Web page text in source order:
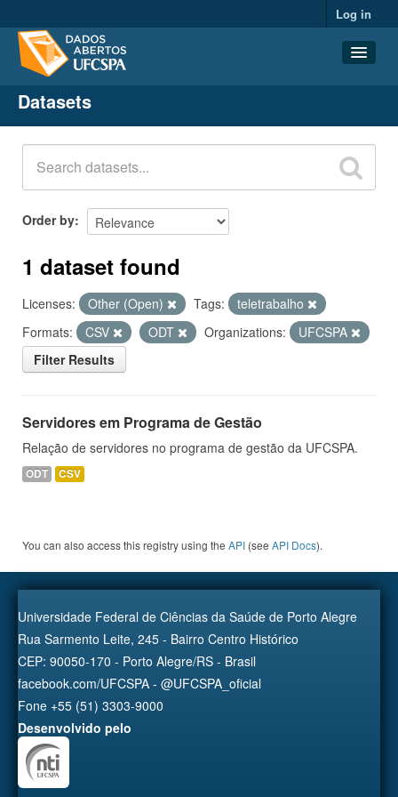
Log in
Datasets
Organizations
Groups
About
Datasets
Order by
1 dataset found
Licenses: Other (Open) Tags:
teletrabalho
Formats:
CSV ODT Organizations:
UFCSPA
Filter Results
Servidores em Programa de Gestão
Relação de servidores no programa de gestão da UFCSPA.
ODT CSV
You can also access this registry using the API (see API Docs).
Universidade Federal de Ciências da Saúde de Porto Alegre
Rua Sarmento Leite, 245 - Bairro Centro Histórico
CEP: 90050-170 - Porto Alegre/RS - Brasil
facebook.com/UFCSPA - @UFCSPA_oficial
Fone +55 (51) 3303-9000
Desenvolvido pelo